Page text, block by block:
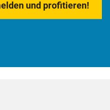
und profitieren!